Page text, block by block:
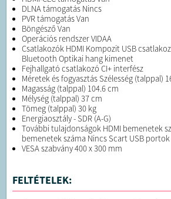
DLNA támogatás Nincs
PVR támogatás Van
Böngésző Van
Operációs rendszer VIDAA
Csatlakozók HDMI Kompozit USB
Bluetooth Optikai hang kimenet
Fejhallgató csatlakozó CI+ interfész
Méretek és fogyasztás Szélesség (talppal)
Magasság (talppal) 104.6 cm
Mélység (talppal) 37 cm
Tömeg (talppal) 30 kg
Energiaosztály - SDR (A-G)
További tulajdonságok HDMI bemenetek
bemenetek száma Nincs Scart USB
VESA szabvány 400 x 300 mm
FELTÉTELEK: